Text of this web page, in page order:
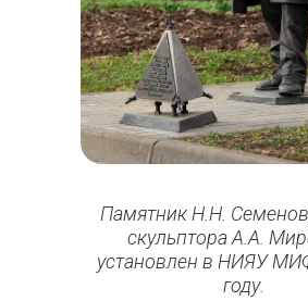
Памятник Н.Н.
скульптора А.А.
установлен в НИЯУ
году.